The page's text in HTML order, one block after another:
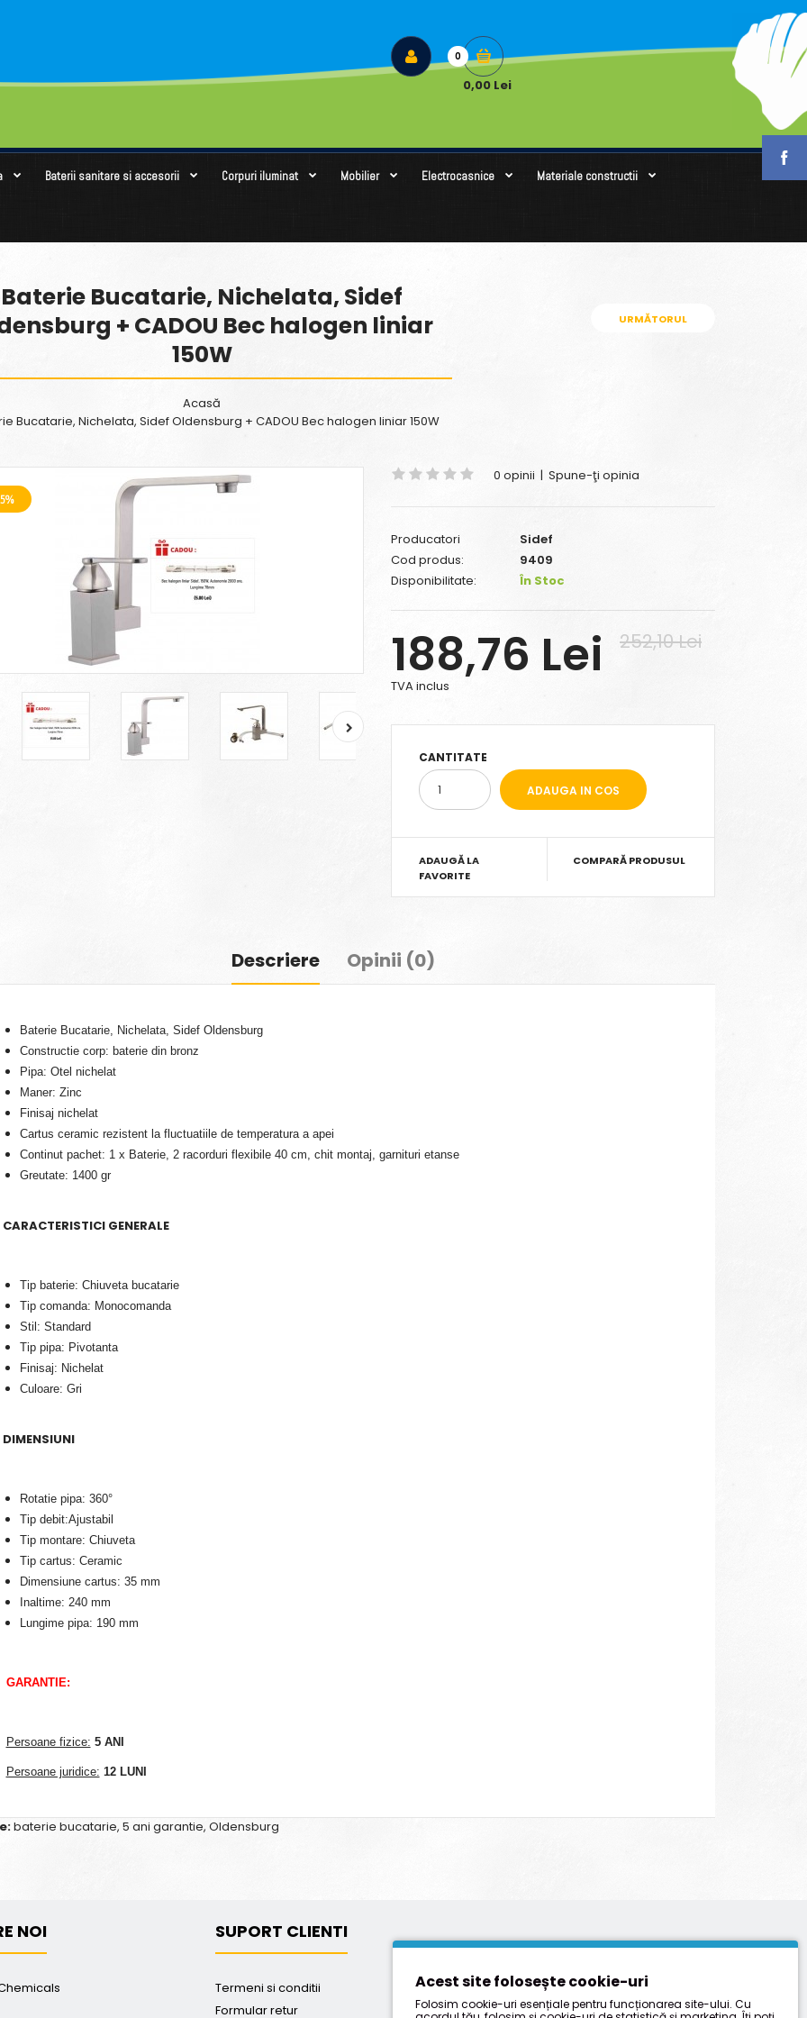
0
0,00 Lei
Baterii sanitare si accesorii Corpuri iluminat Mobilier Electrocasnice Materiale constructii
Baterie Bucatarie, Nichelata, Sidef
+ CADOU Bec halogen liniar
150W
Acasă
Bucatarie, Nichelata, Sidef Oldensburg + CADOU Bec halogen liniar 150W
URMĂTORUL
0 opinii | Spune-ţi opinia
Producatori
Sidef
Cod produs:
9409
Disponibilitate:
În Stoc
188,76 Lei 252,10 Lei
TVA inclus
CANTITATE
ADAUGĂ LA
FAVORITE
COMPARĂ PRODUSUL
Descriere Opinii (0)
Baterie Bucatarie, Nichelata, Sidef Oldensburg
Constructie corp: baterie din bronz
Pipa: Otel nichelat
Maner: Zinc
Finisaj nichelat
Cartus ceramic rezistent la fluctuatiile de temperatura a apei
Continut pachet: 1 x Baterie, 2 racorduri flexibile 40 cm, chit montaj, garnituri etanse
Greutate: 1400 gr
CARACTERISTICI GENERALE
Tip baterie: Chiuveta bucatarie
Tip comanda: Monocomanda
Stil: Standard
Tip pipa: Pivotanta
Finisaj: Nichelat
Culoare: Gri
Rotatie pipa: 360°
Tip debit:Ajustabil
Tip montare: Chiuveta
Tip cartus: Ceramic
Dimensiune cartus: 35 mm
Inaltime: 240 mm
Lungime pipa: 190 mm
GARANTIE:
Persoane fizice: 5 ANI
Persoane juridice: 12 LUNI
baterie bucatarie, 5 ani garantie, Oldensburg
NOI SUPORT CLIENTI
Termeni si conditii
Formular retur
Acest site folosește cookie-uri
Folosim cookie-uri esențiale pentru funcționarea site-ului. Cu